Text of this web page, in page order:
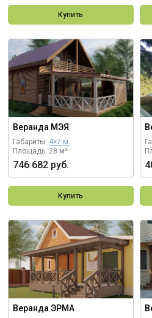
Купить
Веранда МЭЯ
Габариты: 4×7 м.
Площадь: 28 м²
746 682 руб.
Купить
Веранда ЭРМА